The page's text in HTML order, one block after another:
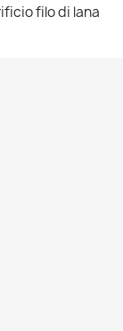
filo di lana